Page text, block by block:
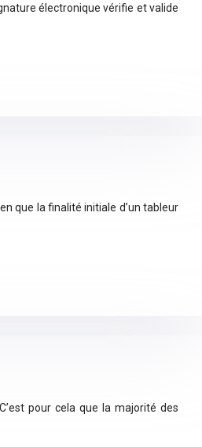
électronique vérifie et valide
que la finalité initiale d’un tableur
pour cela que la majorité des